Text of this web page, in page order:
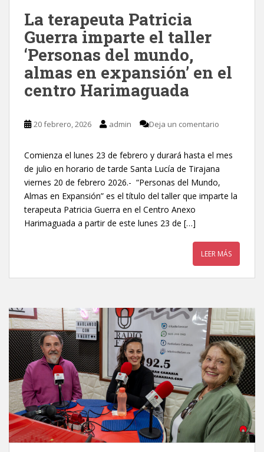
La terapeuta Patricia
Guerra imparte el taller
‘Personas del mundo,
almas en expansión’ en el
centro Harimaguada
20 febrero, 2026 admin Deja un comentario
Comienza el lunes 23 de febrero y durará hasta el mes
de julio en horario de tarde Santa Lucía de Tirajana
viernes 20 de febrero 2026.- “Personas del Mundo,
Almas en Expansión” es el título del taller que imparte la
terapeuta Patricia Guerra en el Centro Anexo
Harimaguada a partir de este lunes 23 de […]
LEER MÁS